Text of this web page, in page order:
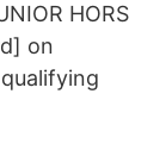
HORS
on